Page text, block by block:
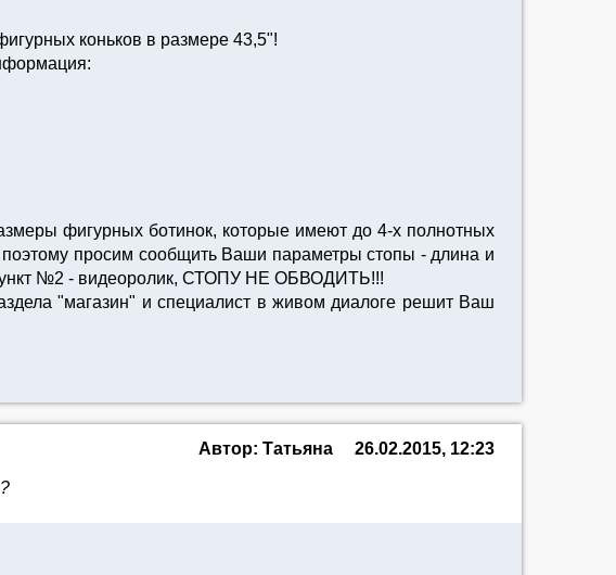
коньков в размере 43,5"!
фигурных ботинок, которые имеют до 4-х полнотных
поэтому просим сообщить Ваши параметры стопы - длина и
№2 - видеоролик, СТОПУ НЕ ОБВОДИТЬ!!!
"магазин" и специалист в живом диалоге решит Ваш
Автор: Татьяна 26.02.2015, 12:23